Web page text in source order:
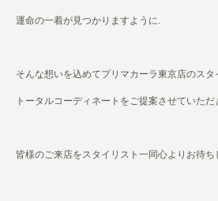
運命の一着が見つかりますように.
そんな想いを込めてプリマカーラ東京店のスタ
トータルコーディネートをご提案させていただ
皆様のご来店をスタイリスト一同心よりお待ち